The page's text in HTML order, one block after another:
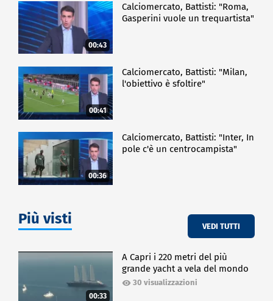
00:43
Calciomercato, Battisti: "Roma,
Gasperini vuole un trequartista"
00:41
Calciomercato, Battisti: "Milan,
l'obiettivo è sfoltire"
00:36
Calciomercato, Battisti: "Inter, In
pole c'è un centrocampista"
Più visti VEDI TUTTI
00:33
A Capri i 220 metri del più
grande yacht a vela del mondo
30 visualizzazioni